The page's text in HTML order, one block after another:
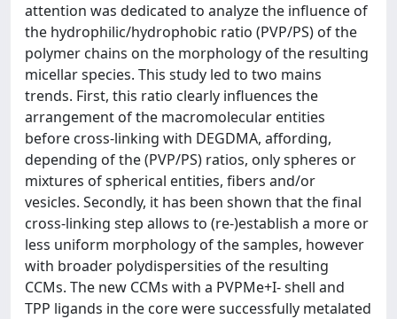
attention was dedicated to analyze the influence of
the hydrophilic/hydrophobic ratio (PVP/PS) of the
polymer chains on the morphology of the resulting
micellar species. This study led to two mains
trends. First, this ratio clearly influences the
arrangement of the macromolecular entities
before cross-linking with DEGDMA, affording,
depending of the (PVP/PS) ratios, only spheres or
mixtures of spherical entities, fibers and/or
vesicles. Secondly, it has been shown that the final
cross-linking step allows to (re-)establish a more or
less uniform morphology of the samples, however
with broader polydispersities of the resulting
CCMs. The new CCMs with a PVPMe+I- shell and
TPP ligands in the core were successfully metalated